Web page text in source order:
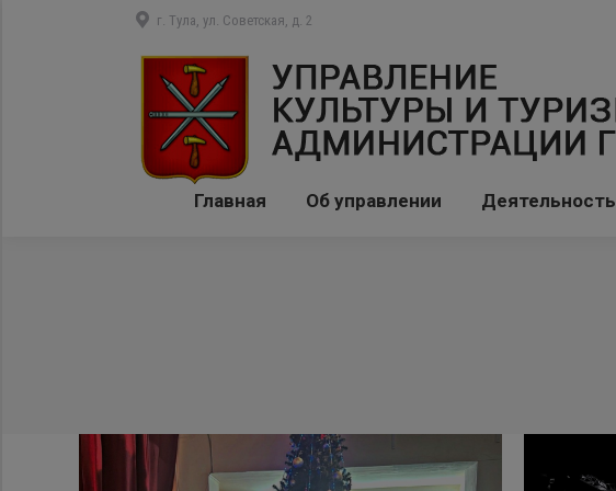
г. Тула, ул. Советская, д. 2
Главная Об управлении Деятельность